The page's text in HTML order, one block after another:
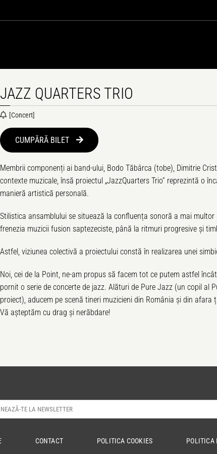
JAZZ QUARTERS TRIO
[concert]
CUMPĂRĂ BILET
Membrii componenți ai band-ului, Bodo Tăbârca (tobe), Dimitrie
contexte muzicale, însă proiectul „JazzQuarters Trio” reprezintă o
manieră artistică personală.
Stilistica ansamblului se situează la confluența sonoră a mai
frenezia muzicii fusion saptezeciste, până la ritmuri progresive și
Astfel, viziunea colectivă a proiectului constă în realizarea unei
Noi, cei de la Point, ne-am propus să facem tot ce putem astfel
pornit o serie de concerte de jazz. Alături de Pure Jazz (un copil al
proiect), aducem pe scenă tineri muzicieni din România și din afara
Vă așteptăm cu drag și nerăbdare!
CONTACT POLITICA COOKIES POLITICA